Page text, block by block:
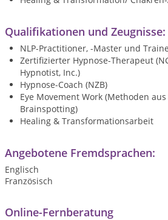
Qualifikationen und Zeugnisse:
NLP-Practitioner, -Master und
Zertifizierter Hypnose-Therapeut
Hypnotist, Inc.)
Hypnose-Coach (NZB)
Eye Movement Work (Methoden aus
Brainspotting)
Healing & Transformationsarbeit
Angebotene Fremdsprachen:
Englisch
Französisch
Online-Fernberatung